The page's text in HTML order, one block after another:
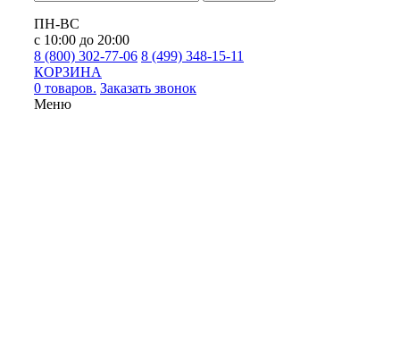
ПН-ВС
с 10:00 до 20:00
8 (800) 302-77-06 8 (499) 348-15-11
КОРЗИНА
0 товаров. Заказать звонок
Меню